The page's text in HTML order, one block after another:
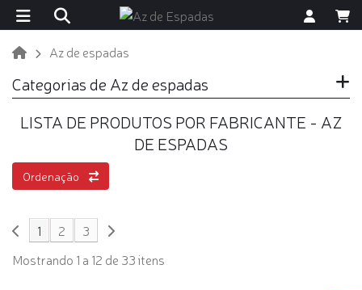
Az de espadas
Categorias de Az de espadas
LISTA DE PRODUTOS POR FABRICANTE - AZ
DE ESPADAS
Ordenação
1 2
3
Mostrando 1 a 12 de 33 itens